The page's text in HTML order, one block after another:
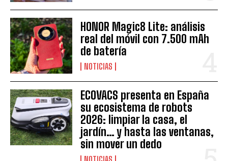
HONOR Magic8 Lite: análisis
real del móvil con 7.500 mAh
de batería
NOTICIAS
ECOVACS presenta en España
su ecosistema de robots
2026: limpiar la casa, el
jardín… y hasta las ventanas,
sin mover un dedo